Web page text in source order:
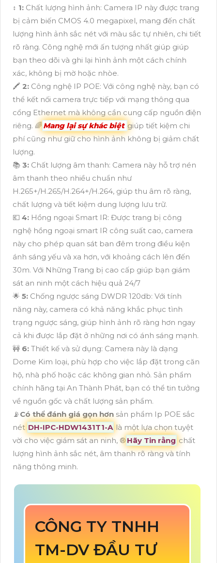
↕️ 1: Chất lượng hình ảnh: Camera IP này được trang
bị cảm biến CMOS 4.0 megapixel, mang đến chất
lượng hình ảnh sắc nét với màu sắc tự nhiên, chi tiết
rõ ràng. Công nghệ mới ấn tượng nhất giúp giúp
bạn theo dõi và ghi lại hình ảnh một cách chính
xác, không bị mờ hoặc nhòe.
🖍 2: Công nghệ IP POE: Với công nghệ này, bạn có
thể kết nối camera trực tiếp với mạng thông qua
cổng Ethernet mà không cần cung cấp nguồn điện
riêng. 🌈 Mang lại sự khác biệt giúp tiết kiệm chi
phí cũng như giữ cho hình ảnh không bị giảm chất
lượng.
📚 3: Chất lượng âm thanh: Camera này hỗ trợ nén
âm thanh theo nhiều chuẩn như
H.265+/H.265/H.264+/H.264, giúp thu âm rõ ràng,
chất lượng và tiết kiệm dung lượng lưu trữ.
💶 4: Hồng ngoại Smart IR: Được trang bị công
nghệ hồng ngoại smart IR công suất cao, camera
này cho phép quan sát ban đêm trong điều kiện
ánh sáng yếu và xa hơn, với khoảng cách lên đến
30m. Với Những Trang bị cao cấp giúp bạn giám
sát an ninh một cách hiệu quả 24/7
🌟 5: Chống ngược sáng DWDR 120db: Với tính
năng này, camera có khả năng khắc phục tình
trạng ngược sáng, giúp hình ảnh rõ ràng hơn ngay
cả khi được lắp đặt ở những nơi có ánh sáng mạnh.
🚧 6: Thiết kế và sử dụng: Camera này là dạng
Dome Kim loại, phù hợp cho việc lắp đặt trong căn
hộ, nhà phố hoặc các không gian nhỏ. Sản phẩm
chính hãng tại An Thành Phát, bạn có thể tin tưởng
về nguồn gốc và chất lượng sản phẩm.
📡 Có thể đánh giá gọn hơn sản phẩm Ip POE sắc
nét DH-IPC-HDW1431T1-A là một lựa chọn tuyệt
vời cho việc giám sát an ninh, ®️ Hãy Tin rằng chất
lượng hình ảnh sắc nét, âm thanh rõ ràng và tính
năng thông minh.
CÔNG TY TNHH
TM-DV ĐẦU TƯ